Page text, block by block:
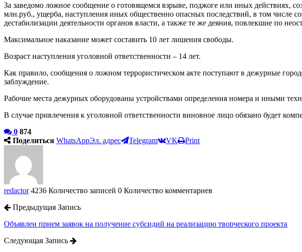
За заведомо ложное сообщение о готовящемся взрыве, поджоге или иных действиях,
млн.руб., ущерба, наступления иных общественно опасных последствий, в том числе
дестабилизации деятельности органов власти, а также те же деяния, повлекшие по
Максимальное наказание может составить 10 лет лишения свободы.
Возраст наступления уголовной ответственности – 14 лет.
Как правило, сообщения о ложном террористическом акте поступают в дежурные
заблуждение.
Рабочие места дежурных оборудованы устройствами определения номера и иными
В случае привлечения к уголовной ответственности виновное лицо обязано будет
0 874
Поделиться WhatsAppЭл. адрес Telegram VK Print
redactor 4236 Количество записей 0 Количество комментариев
Предыдущая Запись
Объявлен прием заявок на получение субсидий на реализацию творческого проекта
Следующая Запись